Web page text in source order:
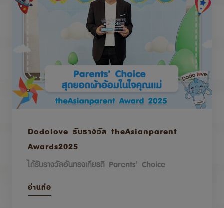
Dodolove รับรางวัล theAsianparent
Awards2025
ได้รับรางวัลอันทรงเกียรติ Parents’ Choice
อ่านต่อ